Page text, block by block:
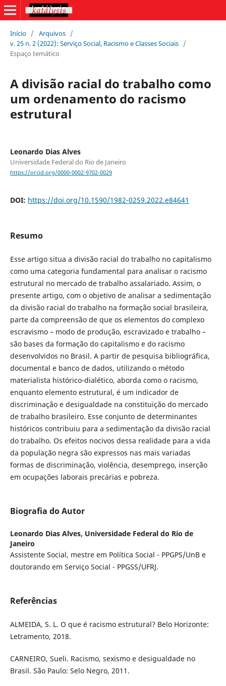
Início / Arquivos /
v. 25 n. 2 (2022): Serviço Social, Racismo e Classes Sociais /
Espaço temático
A divisão racial do trabalho como
um ordenamento do racismo
estrutural
Leonardo Dias Alves
Universidade Federal do Rio de Janeiro
https://orcid.org/0000-0002-9702-0029
DOI: https://doi.org/10.1590/1982-0259.2022.e84641
Resumo
Esse artigo situa a divisão racial do trabalho no capitalismo
como uma categoria fundamental para analisar o racismo
estrutural no mercado de trabalho assalariado. Assim, o
presente artigo, com o objetivo de analisar a sedimentação
da divisão racial do trabalho na formação social brasileira,
parte da compreensão de que os elementos do complexo
escravismo – modo de produção, escravizado e trabalho –
são bases da formação do capitalismo e do racismo
desenvolvidos no Brasil. A partir de pesquisa bibliográfica,
documental e banco de dados, utilizando o método
materialista histórico-dialético, aborda como o racismo,
enquanto elemento estrutural, é um indicador de
discriminação e desigualdade na constituição do mercado
de trabalho brasileiro. Esse conjunto de determinantes
históricos contribuiu para a sedimentação da divisão racial
do trabalho. Os efeitos nocivos dessa realidade para a vida
da população negra são expressos nas mais variadas
formas de discriminação, violência, desemprego, inserção
em ocupações laborais precárias e pobreza.
Biografia do Autor
Leonardo Dias Alves, Universidade Federal do Rio de
Janeiro
Assistente Social, mestre em Política Social - PPGPS/UnB e
doutorando em Serviço Social - PPGSS/UFRJ.
Referências
ALMEIDA, S. L. O que é racismo estrutural? Belo Horizonte:
Letramento, 2018.
CARNEIRO, Sueli. Racismo, sexismo e desigualdade no
Brasil. São Paulo: Selo Negro, 2011.